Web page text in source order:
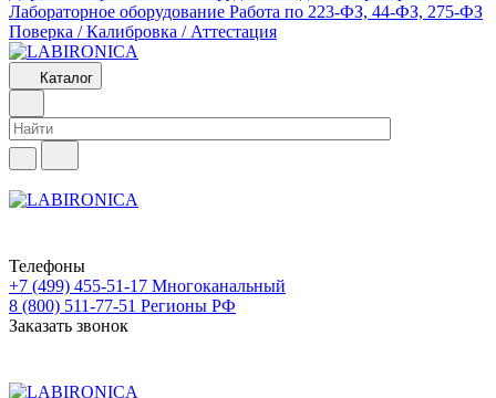
Лабораторное оборудование Работа по 223-ФЗ, 44-ФЗ, 275-ФЗ
Поверка / Калибровка / Аттестация
Каталог
Телефоны
+7 (499) 455-51-17 Многоканальный
8 (800) 511-77-51 Регионы РФ
Заказать звонок